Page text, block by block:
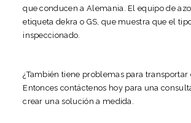
que conducen a Alemania. El equipo de
etiqueta dekra o GS, que muestra que el
inspeccionado.
¿También tiene problemas para transportar
Entonces contáctenos hoy para una
crear una solución a medida.